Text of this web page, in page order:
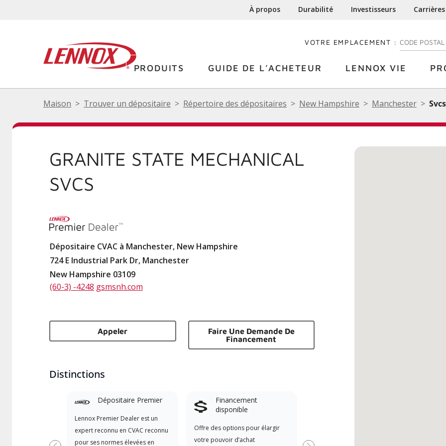
À propos Durabilité Investisseurs Carrières
VOTRE EMPLACEMENT : ENTREZ
PRODUITS GUIDE DE L’ACHETEUR LENNOX VIE
Maison Trouver un dépositaire Répertoire des dépositaires New Hampshire Manchester
GRANITE STATE MECHANICAL
SVCS
Dépositaire CVAC à Manchester, New Hampshire
724 E Industrial Park Dr, Manchester
New Hampshire 03109
(60-3) -4248 gsmsnh.com
Appeler
Faire Une Demande De
Financement
Distinctions
Dépositaire Premier
Lennox Premier Dealer est un
expert reconnu en CVAC reconnu
pour ses normes élevées en
Financement
disponible
Offre des options pour élargir
votre pouvoir d’achat
Premier Dealer spécialement